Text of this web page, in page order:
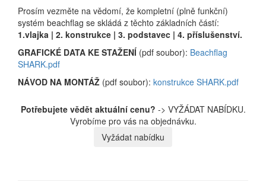
Prosím vezměte na vědomí, že kompletní (plně funkční)
systém beachflag se skládá z těchto základních částí:
1.vlajka | 2. konstrukce | 3. podstavec | 4. příslušenství.
GRAFICKÉ DATA KE STAŽENÍ (pdf soubor): Beachflag
SHARK.pdf
NÁVOD NA MONTÁŽ (pdf soubor): konstrukce SHARK.pdf
Potřebujete vědět aktuální cenu? -> VYŽÁDAT NABÍDKU.
Vyrobíme pro vás na objednávku.
Vyžádat nabídku